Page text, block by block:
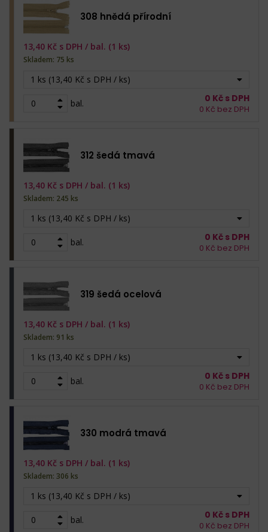
308 hnědá přírodní
1 ks (13,40 Kč s DPH / ks)
bal.
13,40 Kč s DPH / bal. (1 ks)
Skladem: 75 ks
0 Kč s DPH
0 Kč bez DPH
312 šedá tmavá
1 ks (13,40 Kč s DPH / ks)
bal.
13,40 Kč s DPH / bal. (1 ks)
Skladem: 245 ks
0 Kč s DPH
0 Kč bez DPH
319 šedá ocelová
1 ks (13,40 Kč s DPH / ks)
bal.
13,40 Kč s DPH / bal. (1 ks)
Skladem: 91 ks
0 Kč s DPH
0 Kč bez DPH
330 modrá tmavá
1 ks (13,40 Kč s DPH / ks)
bal.
13,40 Kč s DPH / bal. (1 ks)
Skladem: 306 ks
0 Kč s DPH
0 Kč bez DPH